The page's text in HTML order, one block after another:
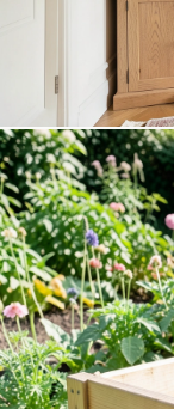
Meubles sur
Agencement
DÉCOUVRIR